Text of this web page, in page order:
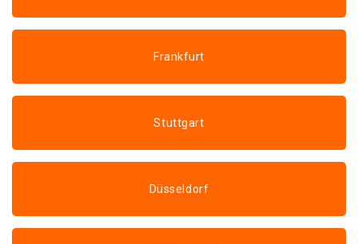
Frankfurt
Stuttgart
Düsseldorf